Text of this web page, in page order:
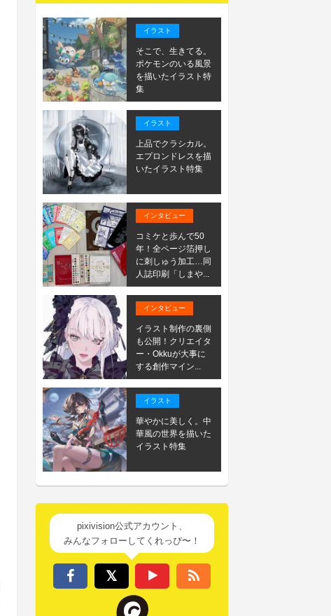
イラスト
そこで、生きてる。
ポケモンのいる風景
を描いたイラスト特
集
イラスト
上品でクラシカル。
エプロンドレスを描
いたイラスト特集
インタビュー
コミケと歩んで50
年！全ページ箔押し
に刺しゅう加工…同
人誌印刷「しまや...
インタビュー
イラスト制作の裏側
も公開！クリエイタ
ー・Okkuが大事に
する創作マイン...
イラスト
華やかに美しく。中
華風の世界を描いた
イラスト特集
pixivision公式アカウント、
みんなフォローしてくれっぴ〜！